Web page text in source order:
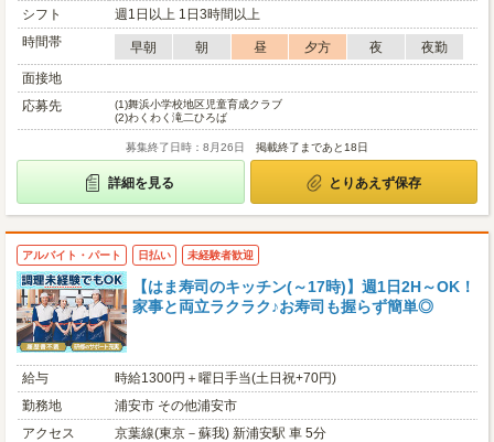
シフト
週1日以上 1日3時間以上
時間帯
早朝 朝 昼 夕方 夜
夜勤
面接地
応募先
(1)舞浜小学校地区児童育成クラブ
(2)わくわく滝二ひろば
募集終了日時：8月26日 掲載終了まであと18日
詳細を見る とりあえず保存
アルバイト・パート 日払い 未経験者歓迎
【はま寿司のキッチン(～17時)】週1日2H～OK！
家事と両立ラクラク♪お寿司も握らず簡単◎
給与
時給1300円＋曜日手当(土日祝+70円)
勤務地
浦安市 その他浦安市
アクセス
京葉線(東京－蘇我) 新浦安駅 車 5分